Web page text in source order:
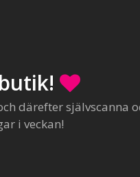
därefter självscanna
i veckan!